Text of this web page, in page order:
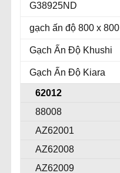
G38925ND
gạch ấn độ 800 x 800
Gạch Ấn Độ Khushi
Gạch Ấn Độ Kiara
62012
88008
AZ62001
AZ62008
AZ62009